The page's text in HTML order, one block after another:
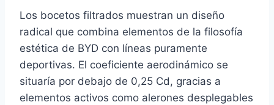
Los bocetos filtrados muestran un diseño
radical que combina elementos de la filosofía
estética de BYD con líneas puramente
deportivas. El coeficiente aerodinámico se
situaría por debajo de 0,25 Cd, gracias a
elementos activos como alerones desplegables